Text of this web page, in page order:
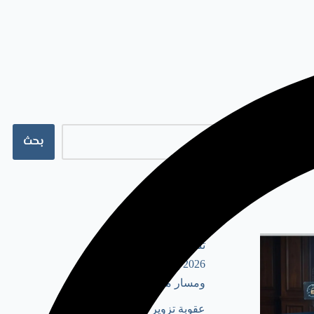
بحث
أحدث المقالات
تنفيذ حكم أجنبي في دبي
2026 | الشروط، الإجراءات،
ومسار محاكم دبي وDIFC
عقوبة تزوير رخصة تجارية في